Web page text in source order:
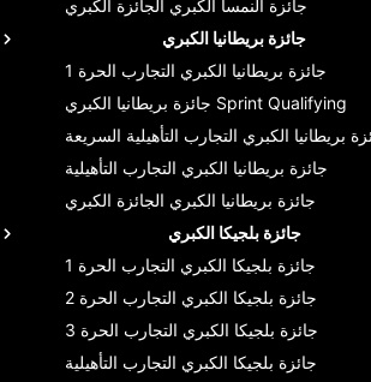
جائزة النمسا الكبري الجائزة الكبري
جائزة بريطانيا الكبري
جائزة بريطانيا الكبري التجارب الحرة 1
جائزة بريطانيا الكبري Sprint Qualifying
بريطانيا الكبري التجارب التأهيلية السريعة
جائزة بريطانيا الكبري التجارب التأهيلية
جائزة بريطانيا الكبري الجائزة الكبري
جائزة بلجيكا الكبري
جائزة بلجيكا الكبري التجارب الحرة 1
جائزة بلجيكا الكبري التجارب الحرة 2
جائزة بلجيكا الكبري التجارب الحرة 3
جائزة بلجيكا الكبري التجارب التأهيلية